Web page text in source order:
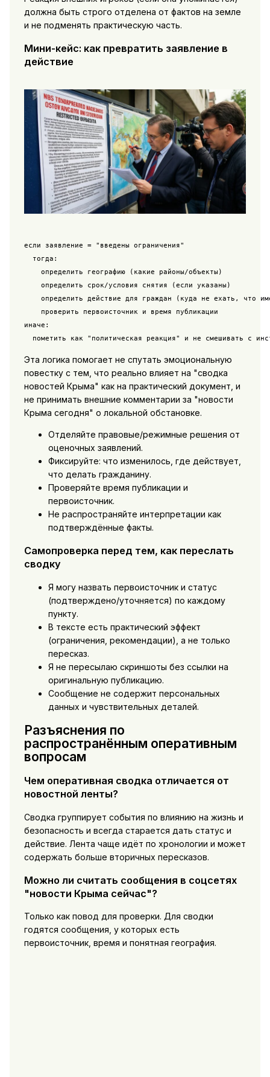
должна быть строго отделена от фактов на земле
и не подменять практическую часть.
Мини-кейс: как превратить заявление в
действие
если заявление = "введены ограничения"
  тогда:
    определить географию (какие районы/объекты)
    определить срок/условия снятия (если указаны)
определить действие для граждан (куда не ехать, что
    проверить первоисточник и время публикации
иначе:
пометить как "политическая реакция" и не смешивать с
Эта логика помогает не спутать эмоциональную
повестку с тем, что реально влияет на "сводка
новостей Крыма" как на практический документ, и
не принимать внешние комментарии за "новости
Крыма сегодня" о локальной обстановке.
Отделяйте правовые/режимные решения от
оценочных заявлений.
Фиксируйте: что изменилось, где действует,
что делать гражданину.
Проверяйте время публикации и
первоисточник.
Не распространяйте интерпретации как
подтверждённые факты.
Самопроверка перед тем, как переслать
сводку
Я могу назвать первоисточник и статус
(подтверждено/уточняется) по каждому
пункту.
В тексте есть практический эффект
(ограничения, рекомендации), а не только
пересказ.
Я не пересылаю скриншоты без ссылки на
оригинальную публикацию.
Сообщение не содержит персональных
данных и чувствительных деталей.
Разъяснения по
распространённым оперативным
вопросам
Чем оперативная сводка отличается от
новостной ленты?
Сводка группирует события по влиянию на жизнь и
безопасность и всегда старается дать статус и
действие. Лента чаще идёт по хронологии и может
содержать больше вторичных пересказов.
Можно ли считать сообщения в соцсетях
"новости Крыма сейчас"?
Только как повод для проверки. Для сводки
годятся сообщения, у которых есть
первоисточник, время и понятная география.